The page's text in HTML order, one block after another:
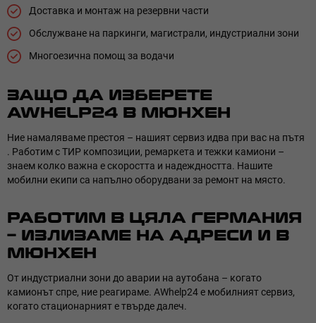
Доставка и монтаж на резервни части
Обслужване на паркинги, магистрали, индустриални зони
Многоезична помощ за водачи
ЗАЩО ДА ИЗБЕРЕТЕ
AWHELP24 В МЮНХЕН
Ние намаляваме престоя – нашият сервиз идва при вас на пътя
. Работим с ТИР композиции, ремаркета и тежки камиони –
знаем колко важна е скоростта и надеждността. Нашите
мобилни екипи са напълно оборудвани за ремонт на място.
РАБОТИМ В ЦЯЛА ГЕРМАНИЯ
– ИЗЛИЗАМЕ НА АДРЕСИ И В
МЮНХЕН
От индустриални зони до аварии на аутобана – когато
камионът спре, ние реагираме. AWhelp24 е мобилният сервиз,
когато стационарният е твърде далеч.